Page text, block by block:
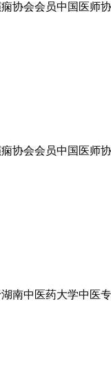
协会会员中国医师
协会会员中国医师
南中医药大学中医